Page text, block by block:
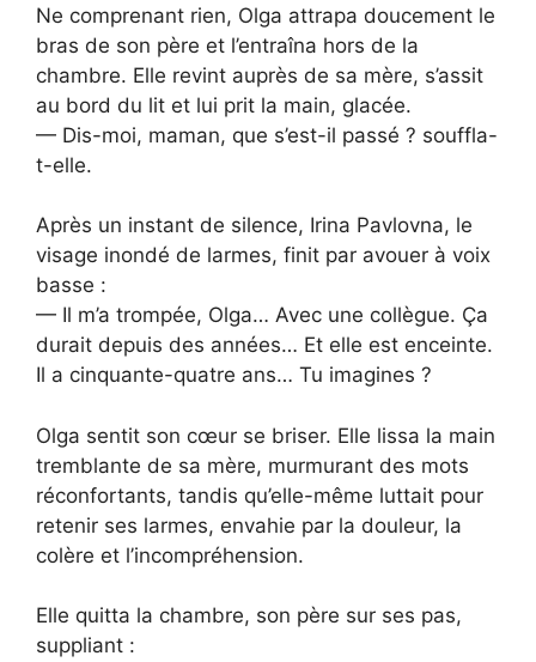
Ne comprenant rien, Olga attrapa doucement le
bras de son père et l’entraîna hors de la
chambre. Elle revint auprès de sa mère, s’assit
au bord du lit et lui prit la main, glacée.
— Dis-moi, maman, que s’est-il passé ? souffla-
t-elle.
Après un instant de silence, Irina Pavlovna, le
visage inondé de larmes, finit par avouer à voix
basse :
— Il m’a trompée, Olga… Avec une collègue. Ça
durait depuis des années… Et elle est enceinte.
Il a cinquante-quatre ans… Tu imagines ?
Olga sentit son cœur se briser. Elle lissa la main
tremblante de sa mère, murmurant des mots
réconfortants, tandis qu’elle-même luttait pour
retenir ses larmes, envahie par la douleur, la
colère et l’incompréhension.
Elle quitta la chambre, son père sur ses pas,
suppliant :